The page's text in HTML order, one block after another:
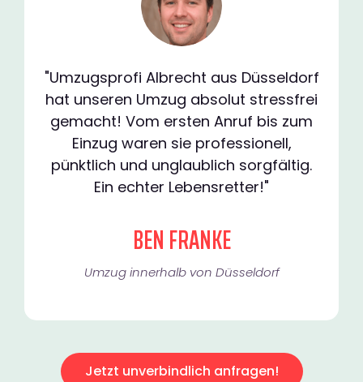
"Umzugsprofi Albrecht aus Düsseldorf
hat unseren Umzug absolut stressfrei
gemacht! Vom ersten Anruf bis zum
Einzug waren sie professionell,
pünktlich und unglaublich sorgfältig.
Ein echter Lebensretter!"
BEN FRANKE
Umzug innerhalb von Düsseldorf​
Jetzt unverbindlich anfragen!